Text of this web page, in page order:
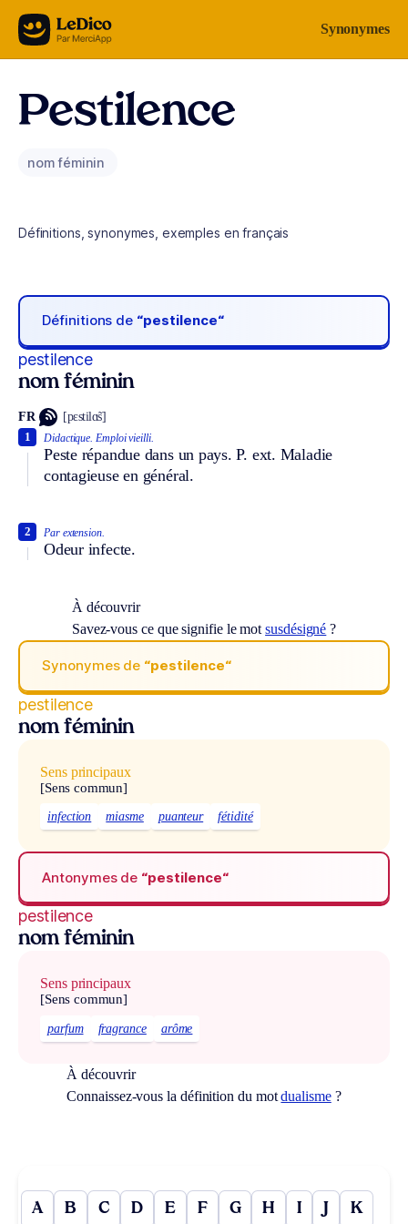
Aller au contenu Synonymes
Pestilence
nom féminin
Définitions, synonymes, exemples en français
Définitions de “pestilence“
pestilence
nom féminin
FR [pɛstilɑ̃s]
Didactique. Emploi vieilli.
Peste répandue dans un pays.P. ext. Maladie
contagieuse en général.
1
Par extension.
Odeur infecte.
2
À découvrir
Savez-vous ce que signifie le motsusdésigné ?
Synonymes de “pestilence“
pestilence
nom féminin
Sens principaux
[Sens commun]
infection miasme puanteur fétidité
Antonymes de “pestilence“
pestilence
nom féminin
Sens principaux
[Sens commun]
parfum fragrance arôme
À découvrir
Connaissez-vous la définition du motdualisme?
A B C D E F G H I J K